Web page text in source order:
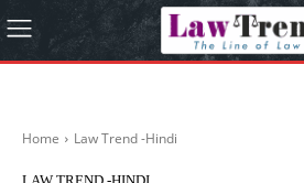
Home Law Trend -Hindi